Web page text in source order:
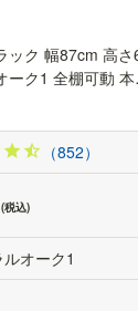
ック 幅87cm 高
ーク1 全棚可動
（852）
(税込)
オーク1